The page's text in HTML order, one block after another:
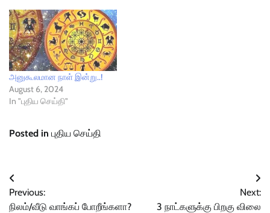
அனுகூலமான நாள் இன்று..!
August 6, 2024
In "புதிய செய்தி"
Posted in புதிய செய்தி
Post
navigation
Previous:
நிலம்/வீடு வாங்கப் போறீங்களா?
Next:
3 நாட்களுக்கு பிறகு விலை